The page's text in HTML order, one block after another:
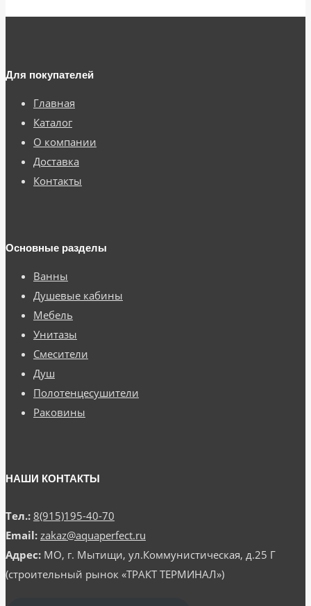
Для покупателей
Главная
Каталог
О компании
Доставка
Контакты
Основные разделы
Ванны
Душевые кабины
Мебель
Унитазы
Смесители
Душ
Полотенцесушители
Раковины
НАШИ КОНТАКТЫ
Тел.: 8(915)195-40-70
Email: zakaz@aquaperfect.ru
Адрес: МО, г. Мытищи, ул.Коммунистическая, д.25 Г
(строительный рынок «ТРАКТ ТЕРМИНАЛ»)